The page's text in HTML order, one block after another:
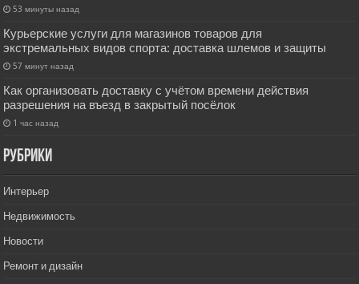
53 минуты назад
Курьерские услуги для магазинов товаров для
экстремальных видов спорта: доставка шлемов и защиты
57 минут назад
Как организовать доставку с учётом времени действия
разрешения на въезд в закрытый посёлок
1 час назад
РУбрики
Интерьер
Недвижимость
Новости
Ремонт и дизайн